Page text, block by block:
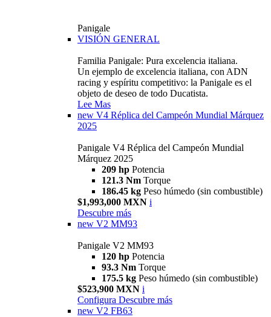
Panigale
VISIÓN GENERAL
Familia Panigale: Pura excelencia italiana.
Un ejemplo de excelencia italiana, con ADN
racing y espíritu competitivo: la Panigale es el
objeto de deseo de todo Ducatista.
Lee Mas
new V4 Réplica del Campeón Mundial Márquez
2025
Panigale V4 Réplica del Campeón Mundial
Márquez 2025
209 hp Potencia
121.3 Nm Torque
186.45 kg Peso húmedo (sin combustible)
$1,993,000 MXN i
Descubre más
new V2 MM93
Panigale V2 MM93
120 hp Potencia
93.3 Nm Torque
175.5 kg Peso húmedo (sin combustible)
$523,900 MXN i
Configura Descubre más
new V2 FB63